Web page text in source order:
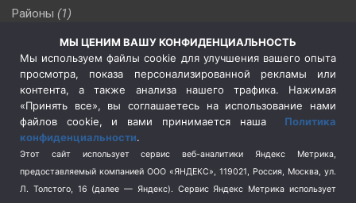
Районы (1)
(510)
Сельское хозяйство (3)
Социальная политика
(3)
Спецоперация в Украине
Спецоперация на Украине
(404)
Спорт (740)
Терроризм (1)
МЫ ЦЕНИМ ВАШУ КОНФИДЕНЦИАЛЬНОСТЬ
Мы используем файлы cookie для улучшения вашего опыта
просмотра, показа персонализированной рекламы или
контента, а также анализа нашего трафика. Нажимая
«Принять все», вы соглашаетесь на использование нами
файлов cookie, и вами принимается наша Политика
конфиденциальности.
Этот сайт использует сервис веб-аналитики Яндекс Метрика,
предоставляемый компанией ООО «ЯНДЕКС», 119021, Россия, Москва, ул.
Л. Толстого, 16 (далее — Яндекс). Сервис Яндекс Метрика использует